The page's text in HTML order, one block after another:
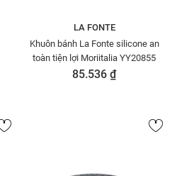
LA FONTE
Khuôn bánh La Fonte silicone an
toàn tiện lợi Moriitalia YY20855
85.536 ₫